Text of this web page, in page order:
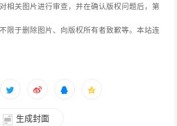
相关图片进行审查，并在确认版权问题后，第
限于删除图片、向版权所有者致歉等。本站连
生成封面